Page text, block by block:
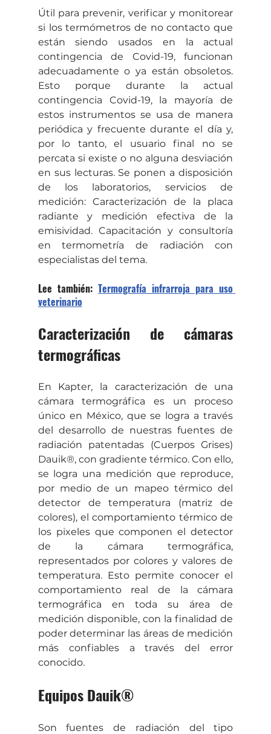
Útil para prevenir, verificar y monitorear
si los termómetros de no contacto que
están siendo usados en la actual
contingencia de Covid-19, funcionan
adecuadamente o ya están obsoletos.
Esto porque durante la actual
contingencia Covid-19, la mayoría de
estos instrumentos se usa de manera
periódica y frecuente durante el día y,
por lo tanto, el usuario final no se
percata si existe o no alguna desviación
en sus lecturas. Se ponen a disposición
de los laboratorios, servicios de
medición: Caracterización de la placa
radiante y medición efectiva de la
emisividad. Capacitación y consultoría
en termometría de radiación con
especialistas del tema.
Lee también: Termografía infrarroja para uso
veterinario
Caracterización de cámaras
termográficas
En Kapter, la caracterización de una
cámara termográfica es un proceso
único en México, que se logra a través
del desarrollo de nuestras fuentes de
radiación patentadas (Cuerpos Grises)
Dauik®, con gradiente térmico. Con ello,
se logra una medición que reproduce,
por medio de un mapeo térmico del
detector de temperatura (matriz de
colores), el comportamiento térmico de
los pixeles que componen el detector
de la cámara termográfica,
representados por colores y valores de
temperatura. Esto permite conocer el
comportamiento real de la cámara
termográfica en toda su área de
medición disponible, con la finalidad de
poder determinar las áreas de medición
más confiables a través del error
conocido.
Equipos Dauik®
Son fuentes de radiación del tipo